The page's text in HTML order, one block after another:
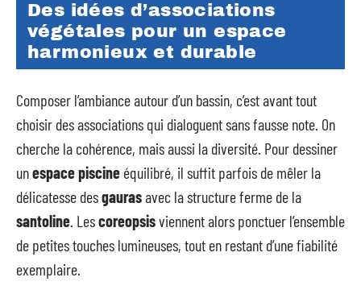
Des idées d’associations
végétales pour un espace
harmonieux et durable
Composer l’ambiance autour d’un bassin, c’est avant tout
choisir des associations qui dialoguent sans fausse note. On
cherche la cohérence, mais aussi la diversité. Pour dessiner
unespace piscine équilibré, il suffit parfois de mêler la
délicatesse desgaurasavec la structure ferme de la
santoline . Lescoreopsisviennent alors ponctuer l’ensemble
de petites touches lumineuses, tout en restant d’une fiabilité
exemplaire.